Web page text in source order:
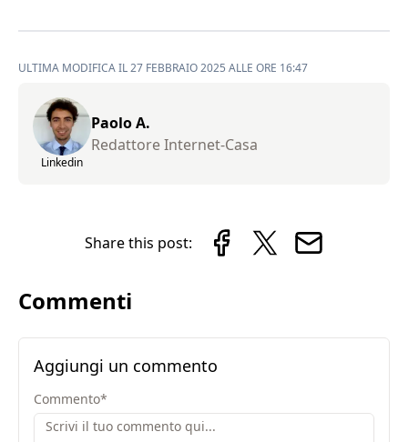
ULTIMA MODIFICA IL 27 FEBBRAIO 2025 ALLE ORE 16:47
Linkedin
Paolo A.
Redattore Internet-Casa
Share this post:
Commenti
Aggiungi un commento
Commento*